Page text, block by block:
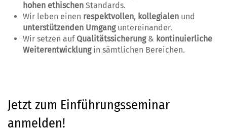
hohen ethischen Standards.
Wir leben einen respektvollen, kollegialen und
unterstützenden Umganguntereinander.
Wir setzen auf Qualitätssicherung& kontinuierliche
Weiterentwicklungin sämtlichen Bereichen.
Jetzt zum Einführungsseminar
anmelden!